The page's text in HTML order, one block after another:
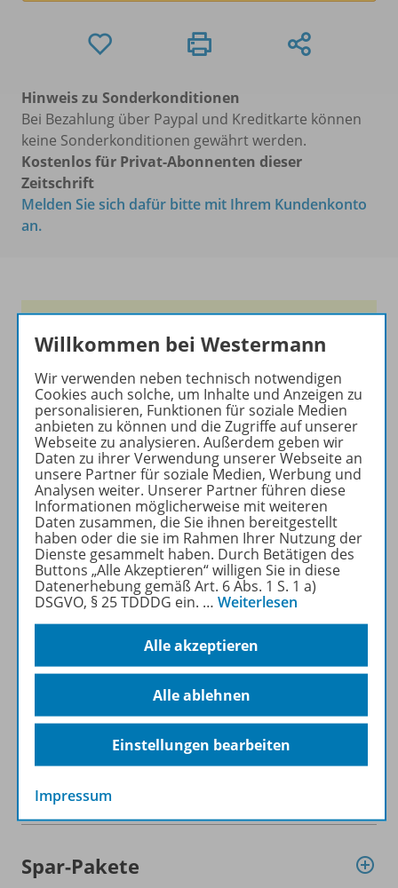
Hinweis zu Sonderkonditionen
Bei Bezahlung über Paypal und Kreditkarte können
keine Sonderkonditionen gewährt werden.
Kostenlos für Privat-Abonnenten dieser
Zeitschrift
Melden Sie sich dafür bitte mit Ihrem Kundenkonto
an.
Englischunterricht!
Ihr Wegweiser zu den
wichtigsten Seiten von PRAXIS
ENGLISCH:
zu den Abo-Angeboten
zum Zeitschriftenkiosk
zum Online-Archiv
Mehr zur Zeitschrift
Informationen
Beschreibung
Weitere Inhalte der Ausgabe
Spar-Pakete
Willkommen bei Westermann
Wir verwenden neben technisch notwendigen
Cookies auch solche, um Inhalte und Anzeigen zu
personalisieren, Funktionen für soziale Medien
anbieten zu können und die Zugriffe auf unserer
Webseite zu analysieren. Außerdem geben wir
Daten zu ihrer Verwendung unserer Webseite an
unsere Partner für soziale Medien, Werbung und
Analysen weiter. Unserer Partner führen diese
Informationen möglicherweise mit weiteren
Daten zusammen, die Sie ihnen bereitgestellt
haben oder die sie im Rahmen Ihrer Nutzung der
Dienste gesammelt haben. Durch Betätigen des
Buttons „Alle Akzeptieren“ willigen Sie in diese
Datenerhebung gemäß Art. 6 Abs. 1 S. 1 a)
DSGVO, § 25 TDDDG ein. … Weiterlesen
Alle akzeptieren
Alle ablehnen
Einstellungen bearbeiten
Impressum